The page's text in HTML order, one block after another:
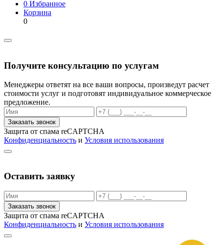
0 Избранное
Корзина
0
Получите консультацию по услугам
Менеджеры ответят на все ваши вопросы, произведут расчет
стоимости услуг и подготовят индивидуальное коммерческое
предложение.
Заказать звонок
Защита от спама reCAPTCHA
Конфиденциальность и Условия использования
Оставить заявку
Заказать звонок
Защита от спама reCAPTCHA
Конфиденциальность и Условия использования